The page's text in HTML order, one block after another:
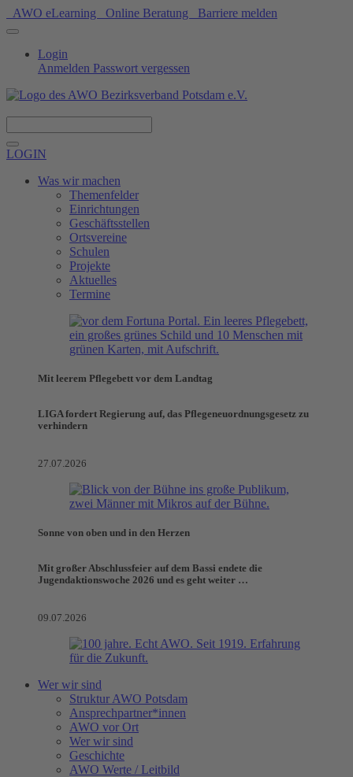
AWO eLearning Online Beratung Barriere melden
Login
Anmelden Passwort vergessen
LOGIN
Was wir machen
Themenfelder
Einrichtungen
Geschäftsstellen
Ortsvereine
Schulen
Projekte
Aktuelles
Termine
Mit leerem Pflegebett vor dem Landtag
LIGA fordert Regierung auf, das Pflegeneuordnungsgesetz zu
verhindern
27.07.2026
Sonne von oben und in den Herzen
Mit großer Abschlussfeier auf dem Bassi endete die
Jugendaktionswoche 2026 und es geht weiter …
09.07.2026
Wer wir sind
Struktur AWO Potsdam
Ansprechpartner*innen
AWO vor Ort
Wer wir sind
Geschichte
AWO Werte / Leitbild